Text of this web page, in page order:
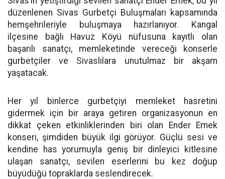
düzenlenen Sivas Gurbetçi Buluşmaları kapsamında
hemşehrileriyle buluşmaya hazırlanıyor. Kangal
ilçesine bağlı Havuz Köyü nüfusuna kayıtlı olan
başarılı sanatçı, memleketinde vereceği konserle
gurbetçiler ve Sivaslılara unutulmaz bir akşam
yaşatacak.
Her yıl binlerce gurbetçiyi memleket hasretini
gidermek için bir araya getiren organizasyonun en
dikkat çeken etkinliklerinden biri olan Ender Emek
konseri, şimdiden büyük ilgi görüyor. Güçlü sesi ve
kendine has yorumuyla geniş bir dinleyici kitlesine
ulaşan sanatçı, sevilen eserlerini bu kez doğup
büyüdüğü topraklarda seslendirecek.